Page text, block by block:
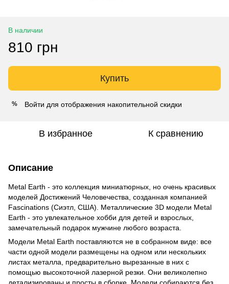
В наличии
810 грн
Купить
% Войти для отображения накопительной скидки
В избранное К сравнению
Описание
Metal Earth - это коллекция миниатюрных, но очень красивых
моделей Достижений Человечества, созданная компанией
Fascinations (Сиэтл, США). Металлические 3D модели Metal
Earth - это увлекательное хобби для детей и взрослых,
замечательный подарок мужчине любого возраста.
Модели Metal Earth поставляются не в собранном виде: все
части одной модели размещены на одном или нескольких
листах металла, предварительно вырезанные в них с
помощью высокоточной лазерной резки. Они великолепно
детализированы и просты в сборке. Модели собираются без